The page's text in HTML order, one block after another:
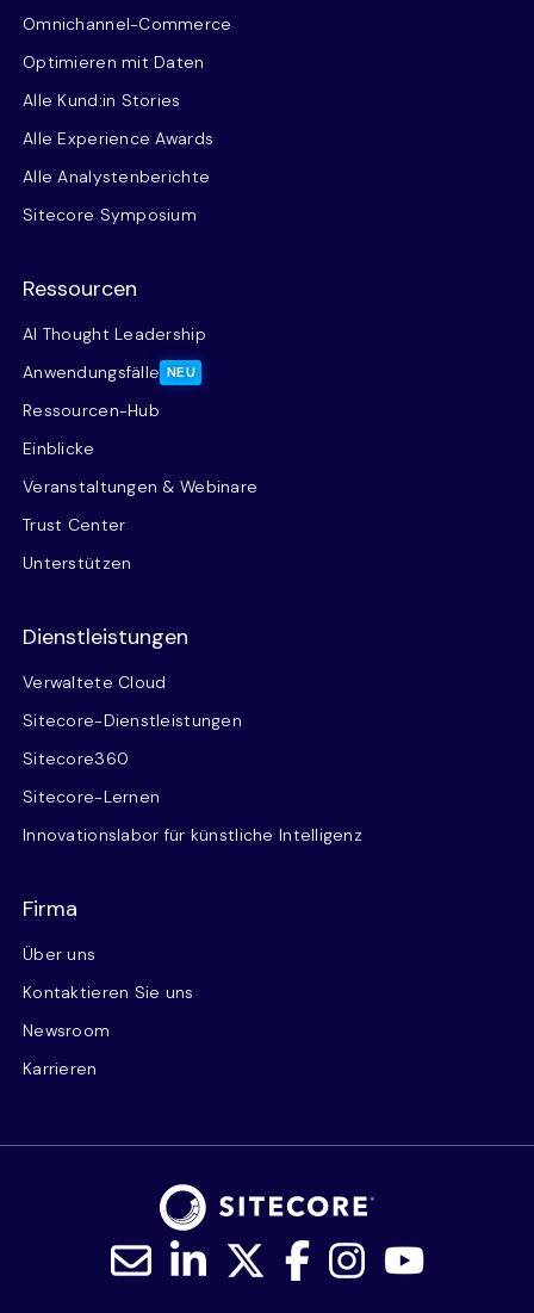
Omnichannel-Commerce
Optimieren mit Daten
Alle Kund:in Stories
Alle Experience Awards
Alle Analystenberichte
Sitecore Symposium
Ressourcen
AI Thought Leadership
Anwendungsfälle NEU
Ressourcen-Hub
Einblicke
Veranstaltungen & Webinare
Trust Center
Unterstützen
Dienstleistungen
Verwaltete Cloud
Sitecore-Dienstleistungen
Sitecore360
Sitecore-Lernen
Innovationslabor für künstliche Intelligenz
Firma
Über uns
Kontaktieren Sie uns
Newsroom
Karrieren